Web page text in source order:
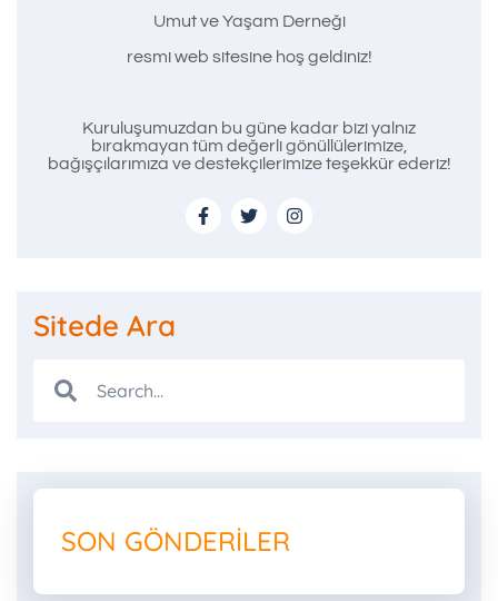
Umut ve Yaşam Derneği
resmi web sitesine hoş geldiniz!
Kuruluşumuzdan bu güne kadar bizi yalnız
bırakmayan tüm değerli gönüllülerimize,
bağışçılarımıza ve destekçilerimize teşekkür ederiz!
Sitede Ara
SON GÖNDERILER